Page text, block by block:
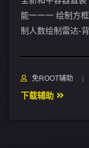
能一一一 绘制方
制人数绘制雷达-
免ROOT辅助
下载辅助